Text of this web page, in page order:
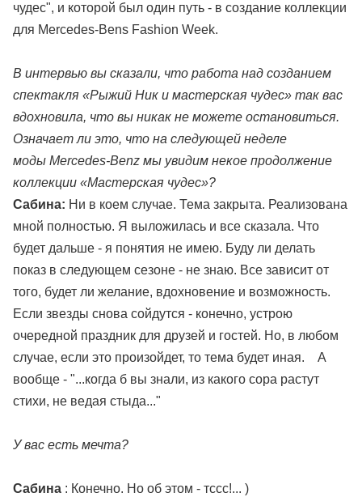
чудес", и которой был один путь - в создание коллекции
для Mercedes-Bens Fashion Week.
В интервью вы сказали, что работа над созданием
спектакля «Рыжий Ник и мастерская чудес» так вас
вдохновила, что вы никак не можете остановиться.
Означает ли это, что на следующей неделе
моды Mercedes-Benz мы увидим некое продолжение
коллекции «Мастерская чудес»?
Сабина: Ни в коем случае. Тема закрыта. Реализована
мной полностью. Я выложилась и все сказала. Что
будет дальше - я понятия не имею. Буду ли делать
показ в следующем сезоне - не знаю. Все зависит от
того, будет ли желание, вдохновение и возможность.
Если звезды снова сойдутся - конечно, устрою
очередной праздник для друзей и гостей. Но, в любом
случае, если это произойдет, то тема будет иная. А
вообще - "...когда б вы знали, из какого сора растут
стихи, не ведая стыда..."
У вас есть мечта?
Сабина : Конечно. Но об этом - тссс!... )